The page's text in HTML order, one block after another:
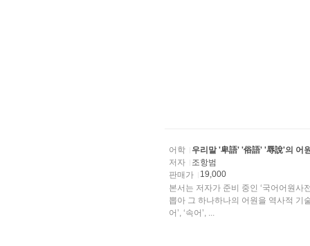
어학
우리말 '卑語' '俗語' '辱說'의 어
저자
조항범
판매가
19,000
본서는 저자가 준비 중인 ‘국어어원사
뽑아 그 하나하나의 어원을 역사적 기
어’, ‘속어’, ...